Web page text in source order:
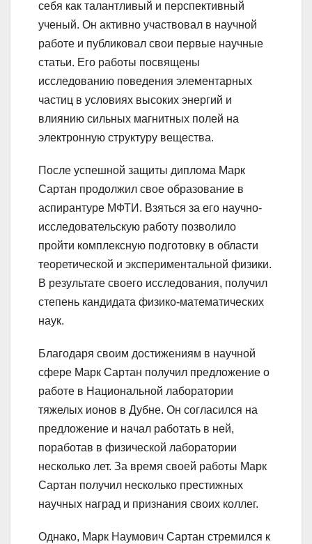
себя как талантливый и перспективный
ученый. Он активно участвовал в научной
работе и публиковал свои первые научные
статьи. Его работы посвящены
исследованию поведения элементарных
частиц в условиях высоких энергий и
влиянию сильных магнитных полей на
электронную структуру вещества.
После успешной защиты диплома Марк
Сартан продолжил свое образование в
аспирантуре МФТИ. Взяться за его научно-
исследовательскую работу позволило
пройти комплексную подготовку в области
теоретической и экспериментальной физики.
В результате своего исследования, получил
степень кандидата физико-математических
наук.
Благодаря своим достижениям в научной
сфере Марк Сартан получил предложение о
работе в Национальной лаборатории
тяжелых ионов в Дубне. Он согласился на
предложение и начал работать в ней,
поработав в физической лаборатории
несколько лет. За время своей работы Марк
Сартан получил несколько престижных
научных наград и признания своих коллег.
Однако, Марк Наумович Сартан стремился к